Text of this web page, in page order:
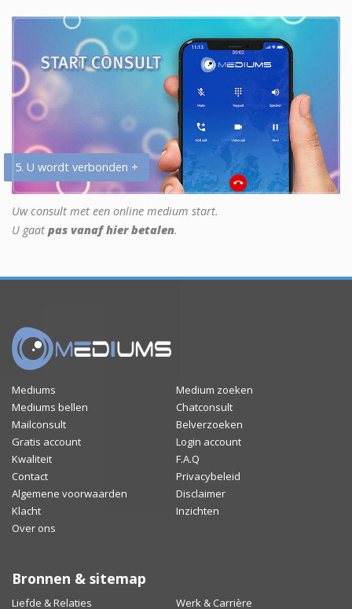
5. U wordt verbonden +
Uw consult met een online medium start.
U gaat pas vanaf hier betalen.
Mediums
Medium zoeken
Mediums bellen
Chatconsult
Mailconsult
Belverzoeken
Gratis account
Login account
Kwaliteit
F.A.Q
Contact
Privacybeleid
Algemene voorwaarden
Disclaimer
Klacht
Inzichten
Over ons
Bronnen & sitemap
Liefde & Relaties Werk & Carrière